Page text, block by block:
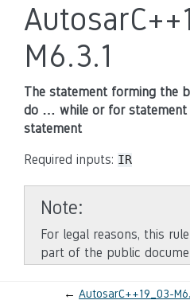
M6.3.1
The statement forming the
do … while or for statement
statement
Required inputs: IR
Note
For legal reasons, this
part of the public
← AutosarC++19_03-